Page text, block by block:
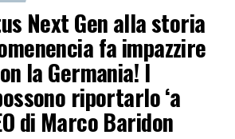
Next Gen alla storia
fa impazzire
la Germania! I
riportarlo ‘a
di Marco Baridon